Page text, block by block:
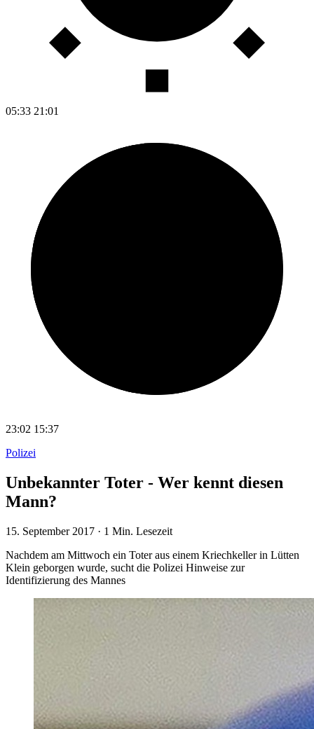
05:33 21:01
23:02 15:37
Polizei
Unbekannter Toter - Wer kennt diesen
Mann?
15. September 2017 · 1 Min. Lesezeit
Nachdem am Mittwoch ein Toter aus einem Kriechkeller in Lütten
Klein geborgen wurde, sucht die Polizei Hinweise zur
Identifizierung des Mannes